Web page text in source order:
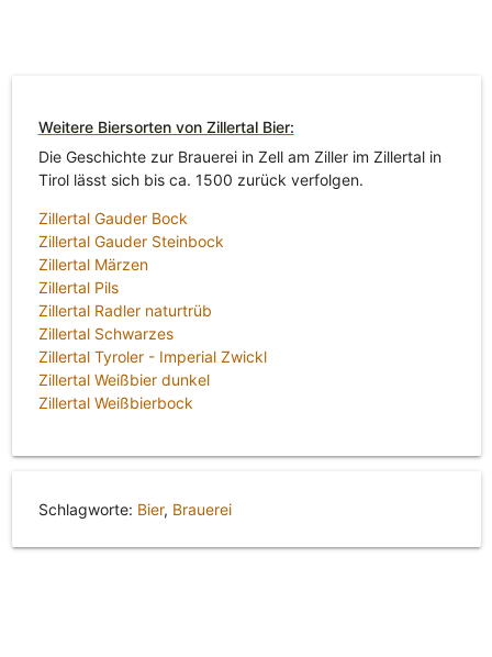
Weitere Biersorten von Zillertal Bier:
Die Geschichte zur Brauerei in Zell am Ziller im Zillertal in
Tirol lässt sich bis ca. 1500 zurück verfolgen.
Zillertal Gauder Bock
Zillertal Gauder Steinbock
Zillertal Märzen
Zillertal Pils
Zillertal Radler naturtrüb
Zillertal Schwarzes
Zillertal Tyroler - Imperial Zwickl
Zillertal Weißbier dunkel
Zillertal Weißbierbock
Schlagworte: Bier, Brauerei